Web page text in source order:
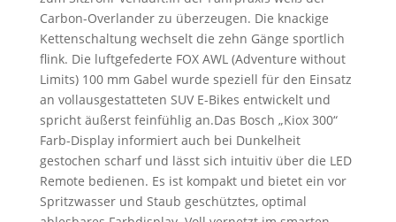
Carbon-Overlander zu überzeugen. Die knackige
Kettenschaltung wechselt die zehn Gänge sportlich
flink. Die luftgefederte FOX AWL (Adventure without
Limits) 100 mm Gabel wurde speziell für den Einsatz
an vollausgestatteten SUV E-Bikes entwickelt und
spricht äußerst feinfühlig an.Das Bosch „Kiox 300“
Farb-Display informiert auch bei Dunkelheit
gestochen scharf und lässt sich intuitiv über die LED
Remote bedienen. Es ist kompakt und bietet ein vor
Spritzwasser und Staub geschütztes, optimal